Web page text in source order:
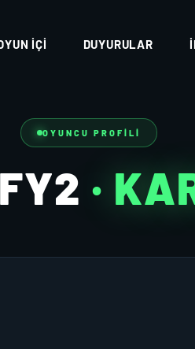
İÇI DUYURULAR
OYUNCU PROFILI
·